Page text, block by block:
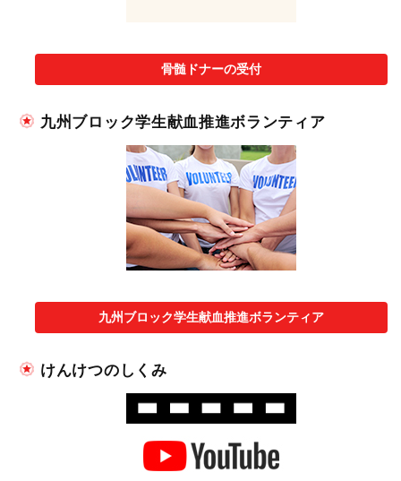
骨髄ドナーの受付
九州ブロック学生献血推進ボランティア
九州ブロック学生献血推進ボランティア
けんけつのしくみ